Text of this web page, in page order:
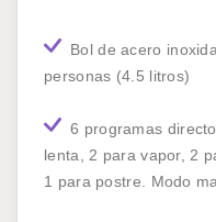
Bol de acero
personas (4.5 litros)
6 programas
lenta, 2 para vapor, 2
1 para postre. Modo